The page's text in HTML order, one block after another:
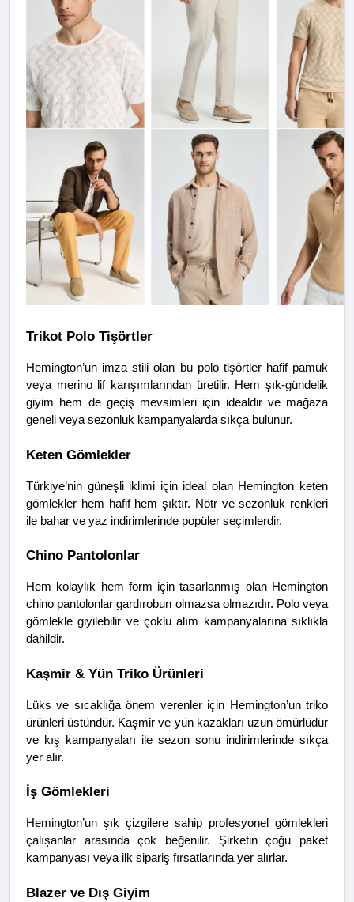
Trikot Polo Tişörtler
Hemington’un imza stili olan bu polo tişörtler hafif pamuk
veya merino lif karışımlarından üretilir. Hem şık-gündelik
giyim hem de geçiş mevsimleri için idealdir ve mağaza
geneli veya sezonluk kampanyalarda sıkça bulunur.
Keten Gömlekler
Türkiye’nin güneşli iklimi için ideal olan Hemington keten
gömlekler hem hafif hem şıktır. Nötr ve sezonluk renkleri
ile bahar ve yaz indirimlerinde popüler seçimlerdir.
Chino Pantolonlar
Hem kolaylık hem form için tasarlanmış olan Hemington
chino pantolonlar gardırobun olmazsa olmazıdır. Polo veya
gömlekle giyilebilir ve çoklu alım kampanyalarına sıklıkla
dahildir.
Kaşmir & Yün Triko Ürünleri
Lüks ve sıcaklığa önem verenler için Hemington’un triko
ürünleri üstündür. Kaşmir ve yün kazakları uzun ömürlüdür
ve kış kampanyaları ile sezon sonu indirimlerinde sıkça
yer alır.
İş Gömlekleri
Hemington’un şık çizgilere sahip profesyonel gömlekleri
çalışanlar arasında çok beğenilir. Şirketin çoğu paket
kampanyası veya ilk sipariş fırsatlarında yer alırlar.
Blazer ve Dış Giyim